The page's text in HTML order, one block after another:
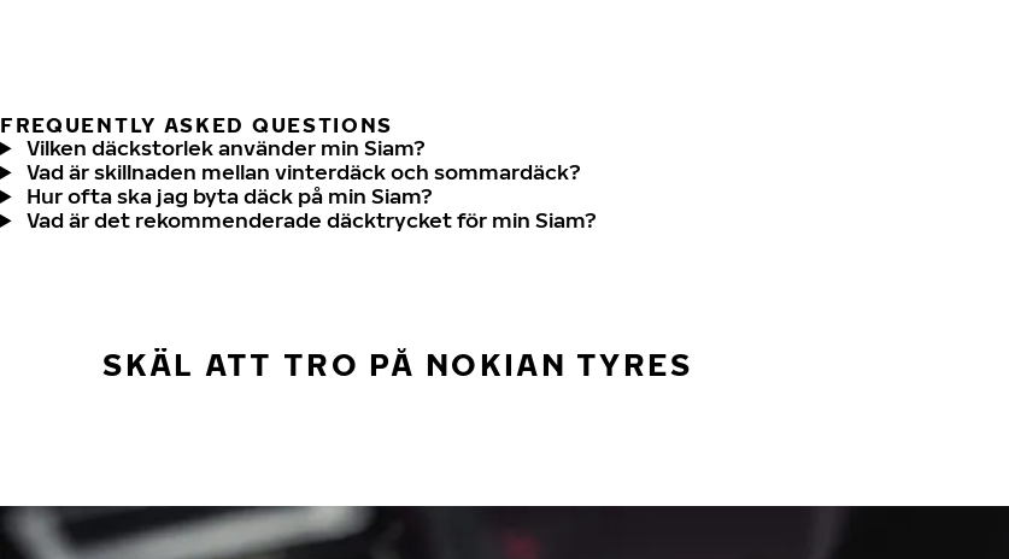
FREQUENTLY ASKED QUESTIONS
Vilken däckstorlek använder min Siam?
Vad är skillnaden mellan vinterdäck och sommardäck?
Hur ofta ska jag byta däck på min Siam?
Vad är det rekommenderade däcktrycket för min Siam?
SKÄL ATT TRO PÅ NOKIAN TYRES